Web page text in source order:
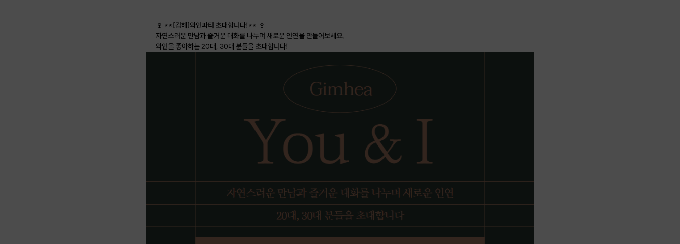
🍷 **[김해]와인파티 초대합니다!** 🍷
자연스러운 만남과 즐거운 대화를 나누며 새로운 인연을 만들어보세요.
와인을 좋아하는 20대, 30대 분들을 초대합니다!